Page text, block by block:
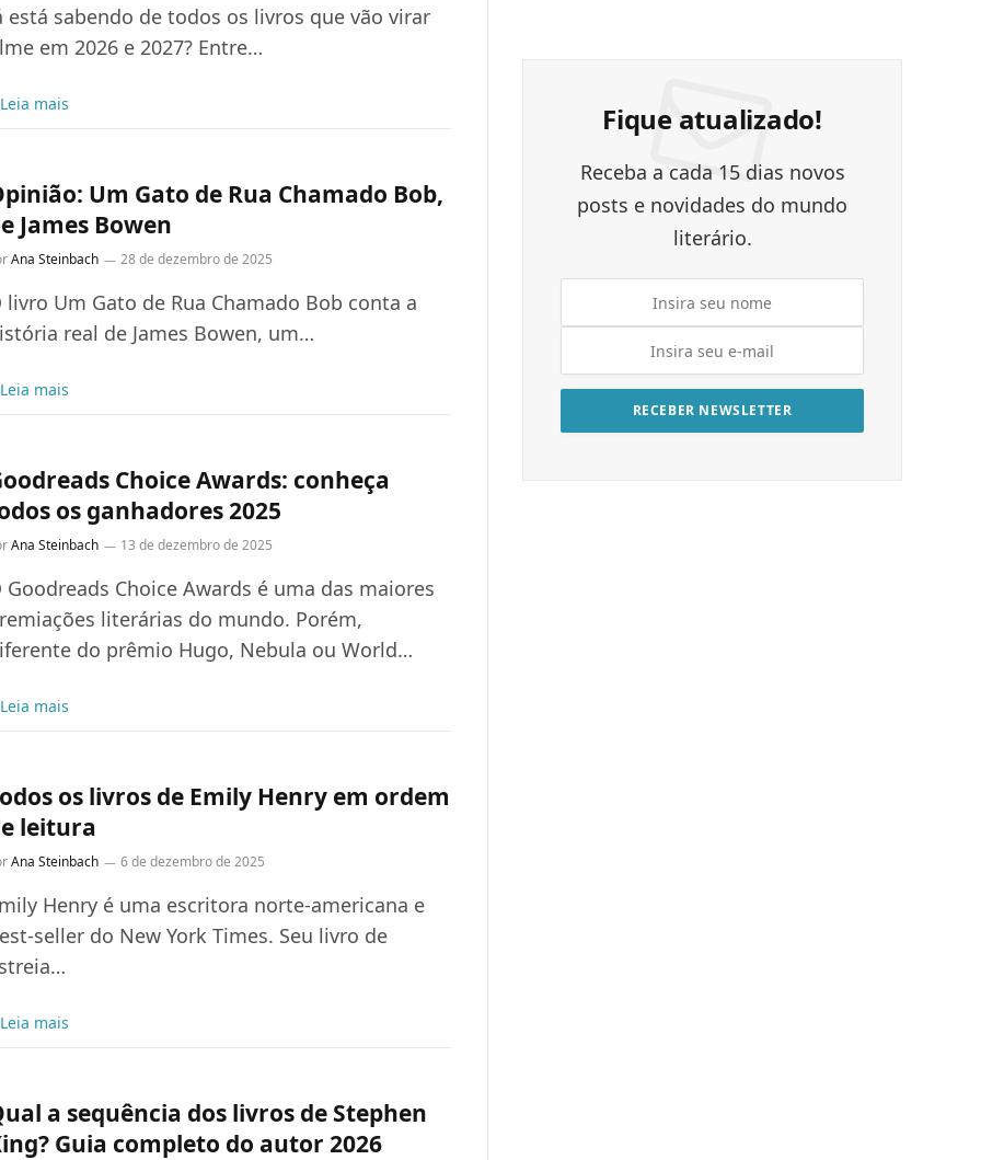
está sabendo de todos os livros que vão virar
em 2026 e 2027? Entre…
Leia mais
Um Gato de Rua Chamado Bob,
James Bowen
Ana Steinbach 28 de dezembro de 2025
livro Um Gato de Rua Chamado Bob conta a
real de James Bowen, um…
Leia mais
Choice Awards: conheça
os ganhadores 2025
Ana Steinbach 13 de dezembro de 2025
Goodreads Choice Awards é uma das maiores
literárias do mundo. Porém,
do prêmio Hugo, Nebula ou World…
Leia mais
os livros de Emily Henry em ordem
leitura
Ana Steinbach 6 de dezembro de 2025
Henry é uma escritora norte-americana e
seller do New York Times. Seu livro de
Leia mais
a sequência dos livros de Stephen
Guia completo do autor 2026
Fique atualizado!
Receba a cada 15 dias novos
posts e novidades do mundo
literário.